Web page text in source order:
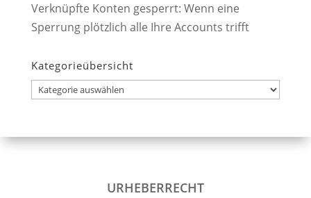
Verknüpfte Konten gesperrt: Wenn eine
Sperrung plötzlich alle Ihre Accounts trifft
Kategorieübersicht
Kategorieübersicht
URHEBERRECHT